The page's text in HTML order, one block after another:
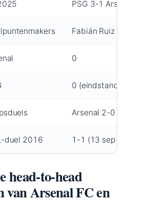
PSG 3-1 Arsenal
Fabián Ruiz (27′),
0
0 (eindstand 2020)
Arsenal 2-0 PSG
duel 2016 1-1 (13 sep
head-to-head
van Arsenal FC en